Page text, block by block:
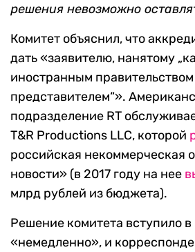
решения невозможно
Комитет объяснил, что
дать «заявителю, нанятому
иностранным правительством
представителем“».
подразделение RT
T&R Productions LLC, которой
российская некоммерческая
новости» (в 2017 году на нее
млрд рублей из бюджета).
Решение комитета вступило в
«немедленно», и